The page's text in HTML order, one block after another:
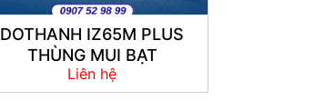
DOTHANH IZ65M PLUS
THÙNG MUI BẠT
Liên hệ